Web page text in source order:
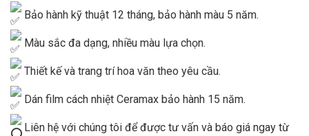
Bảo hành kỹ thuật 12 tháng, bảo hành màu 5 năm.
Màu sắc đa dạng, nhiều màu lựa chọn.
Thiết kế và trang trí hoa văn theo yêu cầu.
Dán film cách nhiệt Ceramax bảo hành 15 năm.
Liên hệ với chúng tôi để được tư vấn và báo giá ngay từ